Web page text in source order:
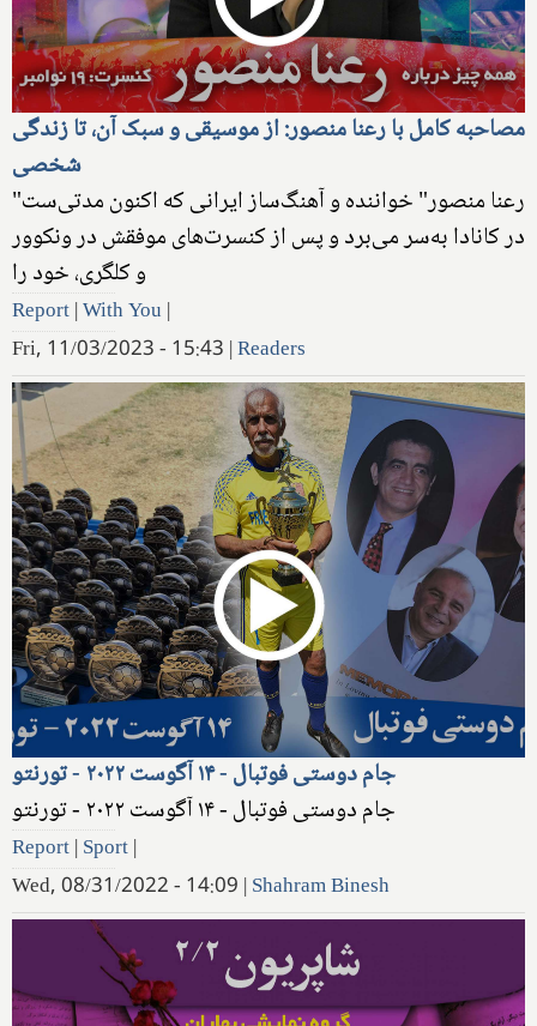
مصاحبه کامل با رعنا منصور: از موسیقی و سبک آن، تا زندگی
شخصی
"رعنا منصور" خواننده و آهنگ‌ساز ایرانی که اکنون مدتی‌ست
در کانادا به‌سر می‌برد و پس از کنسرت‌های موفقش در ونکوور
و کلگری، خود را
Report|With You |
Fri, 11/03/2023 - 15:43 |Readers
جام دوستی فوتبال - ۱۴ آگوست ۲۰۲۲ - تورنتو
جام دوستی فوتبال - ۱۴ آگوست ۲۰۲۲ - تورنتو
Report|Sport|
Wed, 08/31/2022 - 14:09 |Shahram Binesh